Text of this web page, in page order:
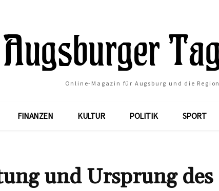
Online-Magazin für Augsburg und die Region
FINANZEN KULTUR POLITIK SPORT
und Ursprung des